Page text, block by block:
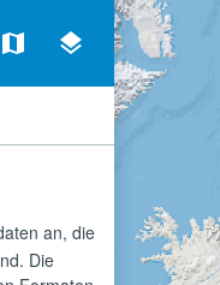
an, die
Die